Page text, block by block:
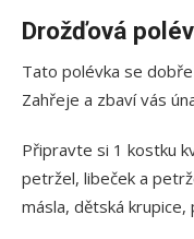
Drožďová
Tato polévka se
Zahřeje a zbaví vás
Připravte si 1 kostku
petržel, libeček a
másla, dětská krupice,